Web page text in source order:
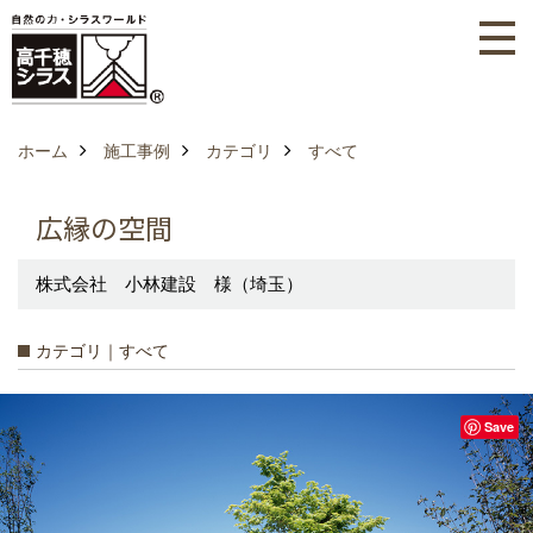
ホーム 施工事例 カテゴリ すべて
広縁の空間
株式会社 小林建設 様（埼玉）
カテゴリ｜すべて
Save